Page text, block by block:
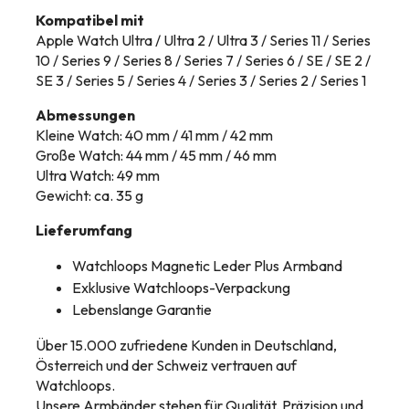
Kompatibel mit
Apple Watch Ultra / Ultra 2 / Ultra 3 / Series 11 / Series
10 / Series 9 / Series 8 / Series 7 / Series 6 / SE / SE 2 /
SE 3 / Series 5 / Series 4 / Series 3 / Series 2 / Series 1
Abmessungen
Kleine Watch: 40 mm / 41 mm / 42 mm
Große Watch: 44 mm / 45 mm / 46 mm
Ultra Watch: 49 mm
Gewicht: ca. 35 g
Lieferumfang
Watchloops Magnetic Leder Plus Armband
Exklusive Watchloops-Verpackung
Lebenslange Garantie
Über 15.000 zufriedene Kunden in Deutschland,
Österreich und der Schweiz vertrauen auf
Watchloops.
Unsere Armbänder stehen für Qualität, Präzision und